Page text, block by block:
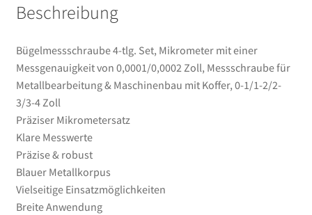
Koffer,
1/1-
2/2-
3/3-
4
Zoll
Menge
Beschreibung
Bügelmessschraube 4-tlg. Set, Mikrometer mit einer
Messgenauigkeit von 0,0001/0,0002 Zoll, Messschraube für
Metallbearbeitung & Maschinenbau mit Koffer, 0-1/1-2/2-
3/3-4 Zoll
Präziser Mikrometersatz
Klare Messwerte
Präzise & robust
Blauer Metallkorpus
Vielseitige Einsatzmöglichkeiten
Breite Anwendung